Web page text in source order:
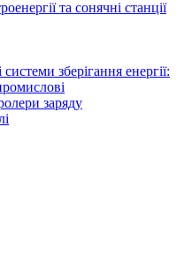
та сонячні станції
зберігання енергії:
заряду